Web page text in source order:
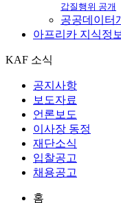
갑질행위 공개
공공데이터
아프리카 지식정보
KAF 소식
공지사항
보도자료
언론보도
이사장 동정
재단소식
입찰공고
채용공고
홈